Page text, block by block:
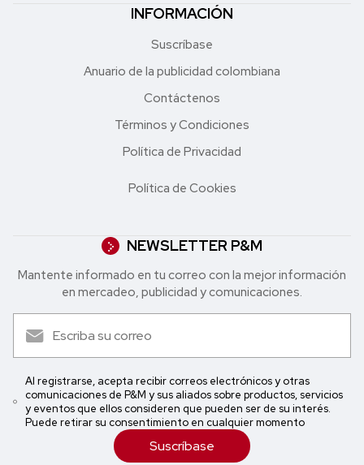
INFORMACIÓN
Suscríbase
Anuario de la publicidad colombiana
Contáctenos
Términos y Condiciones
Política de Privacidad
Política de Cookies
NEWSLETTER P&M
Mantente informado en tu correo con la mejor in formación
en mercadeo, publicidad y comunicaciones.
Al registrarse, acepta recibir correos electrónicos y otras
comunicaciones de P&M y sus aliados sobre productos, servicios
y eventos que ellos consideren que pueden ser de su interés.
Puede retirar su consentimiento en cualquier momento
Suscríbase